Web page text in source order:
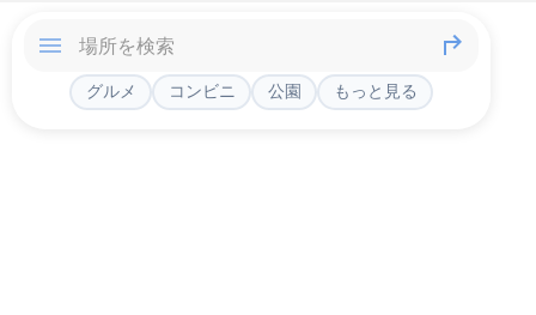
グルメ コンビニ 公園 もっと見る